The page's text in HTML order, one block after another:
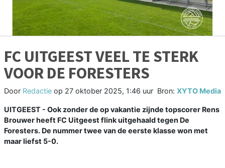
FC UITGEEST VEEL TE STERK
VOOR DE FORESTERS
Door Redactie op 27 oktober 2025, 1:46 uur Bron: XYTO Media
UITGEEST - Ook zonder de op vakantie zijnde topscorer Rens
Brouwer heeft FC Uitgeest flink uitgehaald tegen De
Foresters. De nummer twee van de eerste klasse won met
maar liefst 5-0.